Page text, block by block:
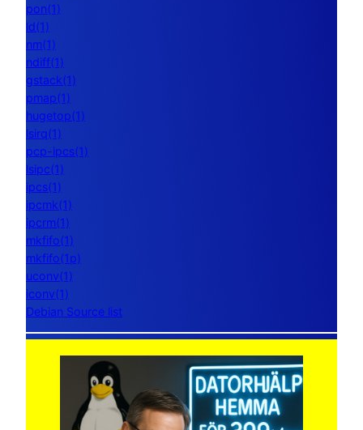
pon(1)
ld(1)
nm(1)
ndiff(1)
gstack(1)
pmap(1)
hugetop(1)
lsirq(1)
pcp-ipcs(1)
lsipc(1)
ipcs(1)
ipcmk(1)
ipcrm(1)
mkfifo(1)
mkfifo(1p)
uconv(1)
iconv(1)
Debian Source list